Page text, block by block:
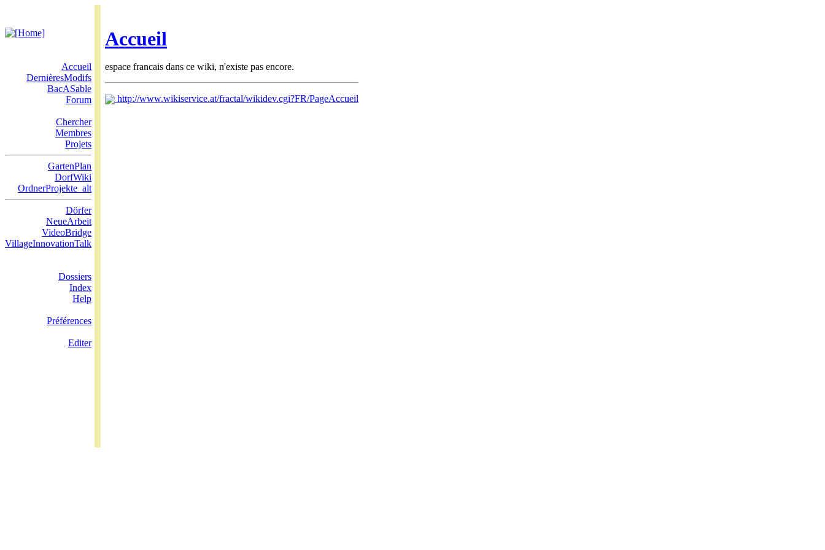
Accueil
Accueil
DernièresModifs
BacASable
Forum
Chercher
Membres
Projets
GartenPlan
DorfWiki
OrdnerProjekte_alt
Dörfer
NeueArbeit
VideoBridge
VillageInnovationTalk
Dossiers
Index
Help
Préférences
Editer
espace francais dans ce wiki, n'existe pas encore.
http://www.wikiservice.at/fractal/wikidev.cgi?FR/PageAccueil